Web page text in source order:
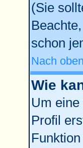
(Sie
schon
Nach oben
Wie
Um
Profil